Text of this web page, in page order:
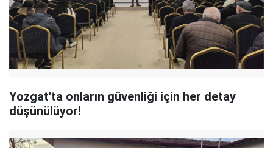
Yozgat'ta onların güvenliği için her detay
düşünülüyor!